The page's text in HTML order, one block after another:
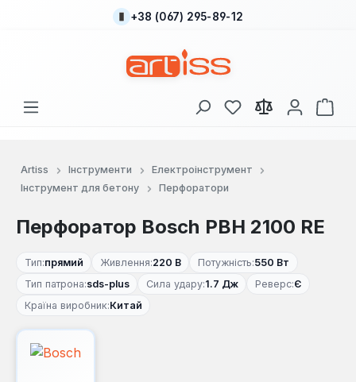
Перейти до основного вмісту
+38 (067) 295-89-12
У вас є 0 у списку
Artiss Інструменти
Електроінструмент
Інструмент для бетону
Перфоратори
Перфоратор Bosch PBH 2100 RE
Тип:прямий Живлення:220 В Потужність:550 Вт
Тип патрона:sds-plus Сила удару:1.7 Дж Реверс:Є
Країна виробник:Китай